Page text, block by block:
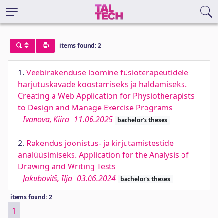
items found: 2
1. Veebirakenduse loomine füsioterapeutidele
harjutuskavade koostamiseks ja haldamiseks.
Creating a Web Application for Physiotherapists
to Design and Manage Exercise Programs
Ivanova, Kiira 11.06.2025 bachelor's theses
2. Rakendus joonistus- ja kirjutamistestide
analüüsimiseks. Application for the Analysis of
Drawing and Writing Tests
Jakubovitš, Ilja 03.06.2024 bachelor's theses
items found: 2
1